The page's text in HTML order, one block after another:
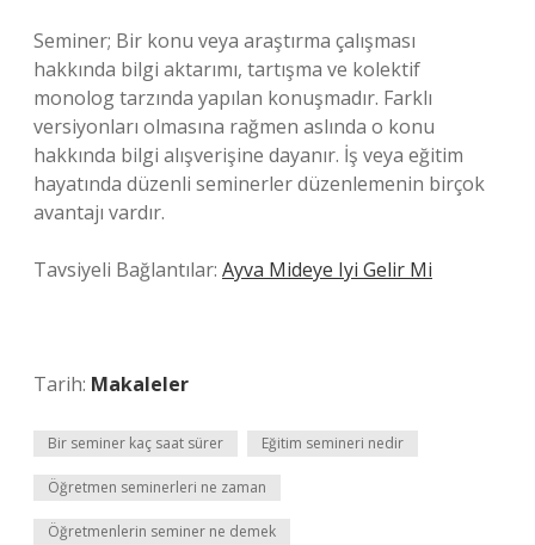
Seminer; Bir konu veya araştırma çalışması
hakkında bilgi aktarımı, tartışma ve kolektif
monolog tarzında yapılan konuşmadır. Farklı
versiyonları olmasına rağmen aslında o konu
hakkında bilgi alışverişine dayanır. İş veya eğitim
hayatında düzenli seminerler düzenlemenin birçok
avantajı vardır.
Tavsiyeli Bağlantılar: Ayva Mideye Iyi Gelir Mi
Tarih: Makaleler
Bir seminer kaç saat sürer Eğitim semineri nedir
Öğretmen seminerleri ne zaman
Öğretmenlerin seminer ne demek